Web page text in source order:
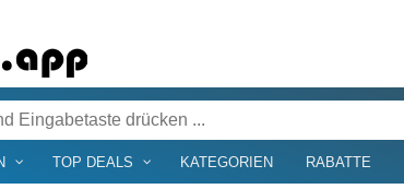
TOP DEALS KATEGORIEN RABATTE